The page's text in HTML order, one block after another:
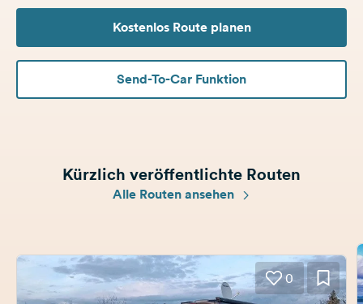
Kostenlos Route planen
Send-To-Car Funktion
Kürzlich veröffentlichte Routen
Alle Routen ansehen
0